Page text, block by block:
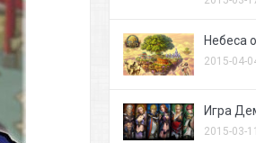
Небеса
2015-04-
Игра
2015-03-11